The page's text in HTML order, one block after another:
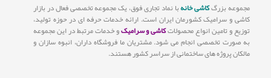
مجموعه بزرگکاشی خانهبا نماد تجاری فوق، یک مجموعه تخصصی فعال در بازار
کاشی و سرامیک کشورمان ایران است. ارائه خدمات حرفه ای در حوزه تولید،
توزیع و تامین انواع محصولاتکاشی و سرامیکو خدمات مرتبط در این مجموعه
به صورت تخصصی انجام می شود. مشتریان ما فروشگاه داران، انبوه سازان و
مالکان پروژه های ساختمانی از سراسر کشور هستند.